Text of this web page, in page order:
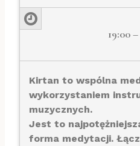
19:00
Kirtan to wspólna
wykorzystaniem
muzycznych.
Jest to
forma medytacji.